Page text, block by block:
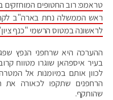
טראמפ: רוב החטופים המוחזקים
ראש הממשלה נחת בארה"ב
לראשונה במטוס הרשמי "כנף
ההערכה היא שרחפני הנפץ
בעיר איספהאן שוגרו מטווח
לכוון אותם במיומנות אל
הרחפנים שתקפו לכאורה את
שהותקף.